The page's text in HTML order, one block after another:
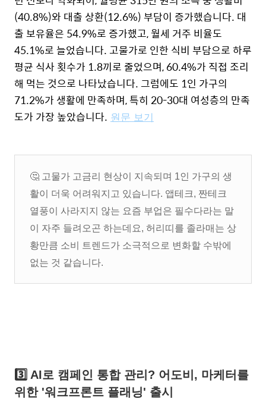
(40.8%)와 대출 상환(12.6%) 부담이 증가했습니다. 대
출 보유율은 54.9%로 증가했고, 월세 거주 비율도
45.1%로 늘었습니다. 고물가로 인한 식비 부담으로 하루
평균 식사 횟수가 1.8끼로 줄었으며, 60.4%가 직접 조리
해 먹는 것으로 나타났습니다. 그럼에도 1인 가구의
71.2%가 생활에 만족하며, 특히 20-30대 여성층의 만족
도가 가장 높았습니다. 원문 보기
🤔 고물가 고금리 현상이 지속되며 1인 가구의 생
활이 더욱 어려워지고 있습니다. 앱테크, 짠테크
열풍이 사라지지 않는 요즘 부업은 필수다라는 말
이 자주 들려오곤 하는데요, 허리띠를 졸라매는 상
황만큼 소비 트렌드가 소극적으로 변화할 수밖에
없는 것 같습니다.
3️⃣ AI로 캠페인 통합 관리? 어도비, 마케터를
위한 '워크프론트 플래닝' 출시